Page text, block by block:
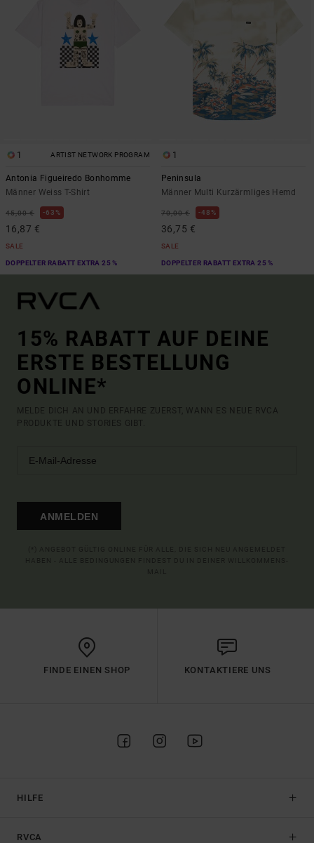
1 ARTIST NETWORK PROGRAM
Antonia Figueiredo Bonhomme
Männer Weiss T-Shirt
45,00 € 63%
16,87 €
SALE
DOPPELTER RABATT EXTRA 25 %
1
Peninsula
Männer Multi Kurzärmliges Hemd
70,00 € 48%
36,75 €
SALE
DOPPELTER RABATT EXTRA 25 %
15% RABATT AUF DEINE
ERSTE BESTELLUNG
ONLINE*
MELDE DICH AN UND ERFAHRE ZUERST, WANN ES NEUE RVCA
PRODUKTE UND STORIES GIBT.
ANMELDEN
FINDE EINEN SHOP KONTAKTIERE UNS
HILFE
RVCA